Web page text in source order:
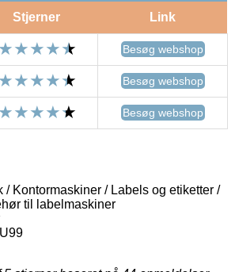
Stjerner Link
Besøg webshop
Besøg webshop
Besøg webshop
/ Kontormaskiner / Labels og etiketter /
til labelmaskiner